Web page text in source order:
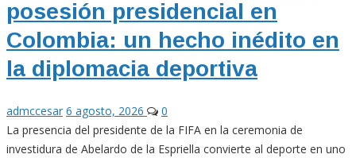
posesión presidencial en
Colombia: un hecho inédito en
la diplomacia deportiva
admccesar 6 agosto, 2026
0
La presencia del presidente de la FIFA en la ceremonia de
investidura de Abelardo de la Espriella convierte al deporte en uno